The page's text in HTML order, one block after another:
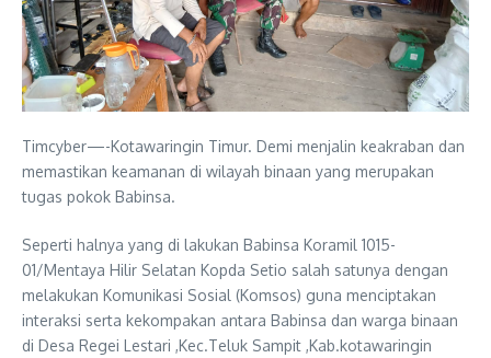
Timcyber—-Kotawaringin Timur. Demi menjalin keakraban dan
memastikan keamanan di wilayah binaan yang merupakan
tugas pokok Babinsa.
Seperti halnya yang di lakukan Babinsa Koramil 1015-
01/Mentaya Hilir Selatan Kopda Setio salah satunya dengan
melakukan Komunikasi Sosial (Komsos) guna menciptakan
interaksi serta kekompakan antara Babinsa dan warga binaan
di Desa Regei Lestari ,Kec.Teluk Sampit ,Kab.kotawaringin